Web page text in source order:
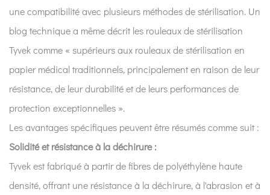
Central
d’Approvisionnement
Stérile
(CSSD) ?
3
3.
Tyvek
t-
il
toujours
une compatibilité avec plusieurs méthodes de stérilisation. Un
blog technique a même décrit les rouleaux de stérilisation
Tyvek comme « supérieurs aux rouleaux de stérilisation en
papier médical traditionnels, principalement en raison de leur
résistance, de leur durabilité et de leurs performances de
protection exceptionnelles ».
Les avantages spécifiques peuvent être résumés comme suit :
Solidité et résistance à la déchirure :
Tyvek est fabriqué à partir de fibres de polyéthylène haute
densité, offrant une résistance à la déchirure, à l'abrasion et à